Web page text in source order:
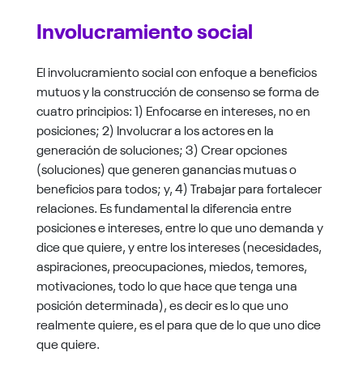
Involucramiento social
El involucramiento social con enfoque a beneficios
mutuos y la construcción de consenso se forma de
cuatro principios: 1) Enfocarse en intereses, no en
posiciones; 2) Involucrar a los actores en la
generación de soluciones; 3) Crear opciones
(soluciones) que generen ganancias mutuas o
beneficios para todos; y, 4) Trabajar para fortalecer
relaciones. Es fundamental la diferencia entre
posiciones e intereses, entre lo que uno demanda y
dice que quiere, y entre los intereses (necesidades,
aspiraciones, preocupaciones, miedos, temores,
motivaciones, todo lo que hace que tenga una
posición determinada), es decir es lo que uno
realmente quiere, es el para que de lo que uno dice
que quiere.